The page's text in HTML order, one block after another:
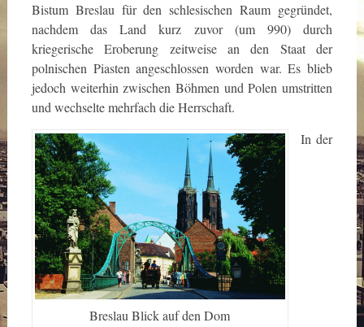
Bistum Breslau für den schlesischen Raum gegründet,
nachdem das Land kurz zuvor (um 990) durch
kriegerische Eroberung zeitweise an den Staat der
polnischen Piasten angeschlossen worden war. Es blieb
jedoch weiterhin zwischen Böhmen und Polen umstritten
und wechselte mehrfach die Herrschaft.
Breslau Blick auf den Dom
In der